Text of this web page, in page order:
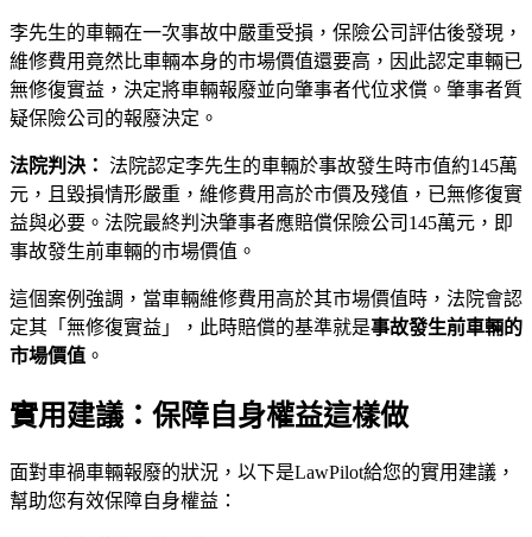
李先生的車輛在一次事故中嚴重受損，保險公司評估後發現，
維修費用竟然比車輛本身的市場價值還要高，因此認定車輛已
無修復實益，決定將車輛報廢並向肇事者代位求償。肇事者質
疑保險公司的報廢決定。
法院判決： 法院認定李先生的車輛於事故發生時市值約145萬
元，且毀損情形嚴重，維修費用高於市價及殘值，已無修復實
益與必要。法院最終判決肇事者應賠償保險公司145萬元，即
事故發生前車輛的市場價值。
這個案例強調，當車輛維修費用高於其市場價值時，法院會認
定其「無修復實益」，此時賠償的基準就是事故發生前車輛的
市場價值 。
實用建議：保障自身權益這樣做
面對車禍車輛報廢的狀況，以下是LawPilot給您的實用建議，
幫助您有效保障自身權益：